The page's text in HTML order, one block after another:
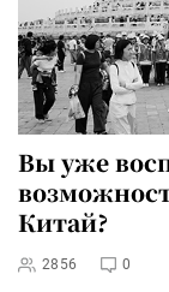
Вы уже
Китай?
2856 0